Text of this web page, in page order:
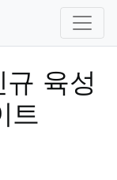
육성
트